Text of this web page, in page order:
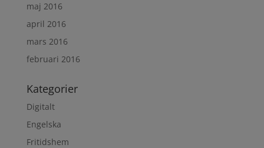
maj 2016
april 2016
mars 2016
februari 2016
Kategorier
Digitalt
Engelska
Fritidshem